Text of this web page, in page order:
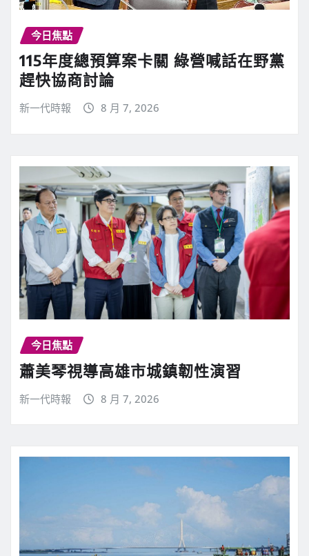
今日焦點
115年度總預算案卡關 綠營喊話在野黨
趕快協商討論
新一代時報 8 月 7, 2026
今日焦點
蕭美琴視導高雄市城鎮韌性演習
新一代時報 8 月 7, 2026